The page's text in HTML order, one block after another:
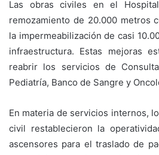
Las obras civiles en el
remozamiento de 20.000 metros
la impermeabilización de casi
infraestructura. Estas mejoras
reabrir los servicios de
Pediatría, Banco de Sangre y
En materia de servicios internos,
civil restablecieron la
ascensores para el traslado de